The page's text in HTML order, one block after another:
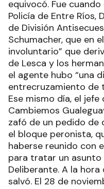
equivocó. Fue
Policía de Entre Ríos,
de División
Schumacher, que en
involuntario” que
de Lesca y los
el agente hubo “una
entrecruzamiento de
Ese mismo día, el
Cambiemos
zafó de un pedido
el bloque peronista,
haberse reunido con
para tratar un asunto
Deliberante. A la
salvó. El 28 de